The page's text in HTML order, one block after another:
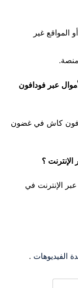
المواقع غير
عبر فودافون
كاش في غضون
؟
الإنترنت في
الفيديوهات .